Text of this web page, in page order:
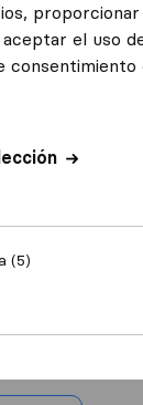
el uso
(5)